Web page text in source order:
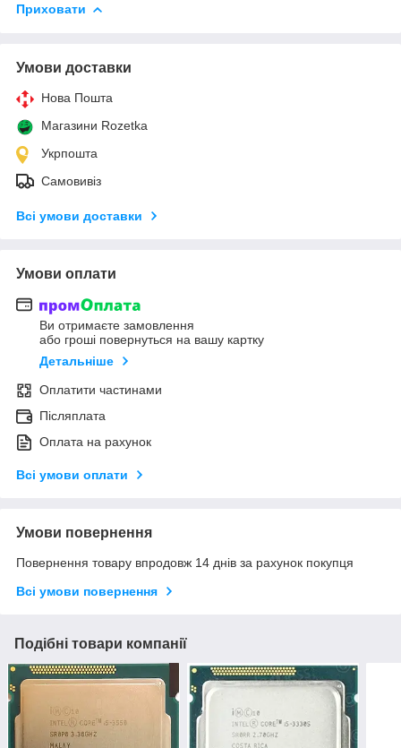
Приховати
Умови доставки
Нова Пошта
Магазини Rozetka
Укрпошта
Самовивіз
Всі умови доставки
Умови оплати
Ви отримаєте замовлення
або гроші повернуться на вашу картку
Детальніше
Оплатити частинами
Післяплата
Оплата на рахунок
Всі умови оплати
Умови повернення
Повернення товару впродовж 14 днів за рахунок покупця
Всі умови повернення
Подібні товари компанії